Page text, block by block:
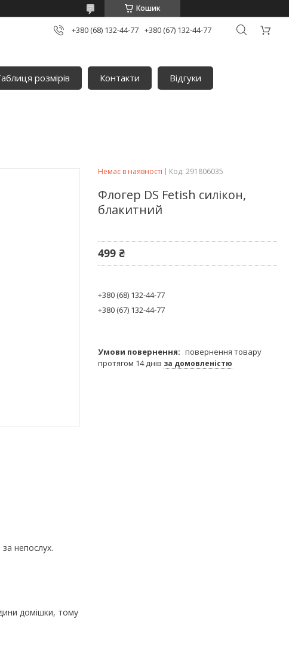
Кошик
+380 (68) 132-44-77 +380 (67) 132-44-77
розмірів Контакти
Відгуки
непослух.
домішки, тому
Немає в наявності Код: 291806035
Флогер DS Fetish силікон,
блакитний
499 ₴
+380 (68) 132-44-77
+380 (67) 132-44-77
повернення товару
протягом 14 днів за домовленістю